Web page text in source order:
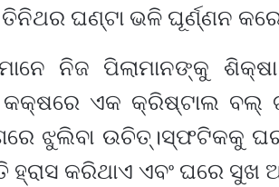
ଘଣ୍ଟା ଭଳି ଘୂର୍ଣ୍ଣନ
ନିଜ ପିଲାମାନଙ୍କୁ
ଏକ କ୍ରିଷ୍ଟାଲ ବଲ୍
ଝୁଲିବା ଉଚିତ୍।ସ୍ଫଟିକକୁ
ହ୍ରାସ କରିଥାଏ ଏବଂ ଘରେ ସୁଖ